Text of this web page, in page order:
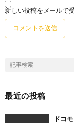
新しい投稿をメールで
最近の投稿
ドコ